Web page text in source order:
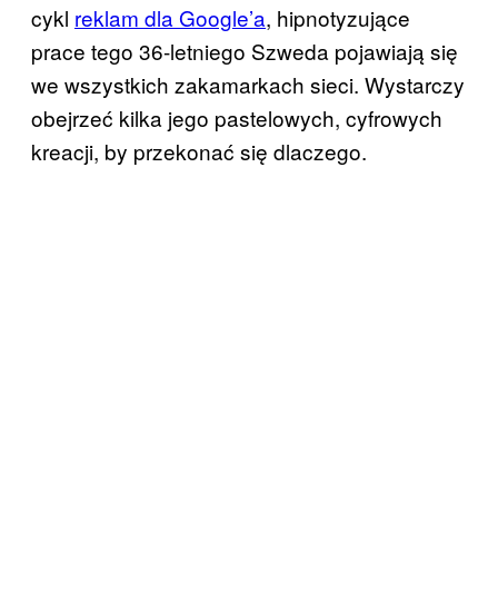
cykl reklam dla Google’a, hipnotyzujące
prace tego 36-letniego Szweda pojawiają się
we wszystkich zakamarkach sieci. Wystarczy
obejrzeć kilka jego pastelowych, cyfrowych
kreacji, by przekonać się dlaczego.